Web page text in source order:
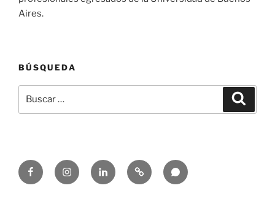
Aires.
BÚSQUEDA
por:
FacebookInstagramLinkedinEmail Whatsapp